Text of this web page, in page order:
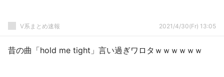
V系まとめ速報 2021/4/30(Fr) 13:05
昔の曲「hold me tight」言い過ぎワロタｗｗｗｗｗｗ